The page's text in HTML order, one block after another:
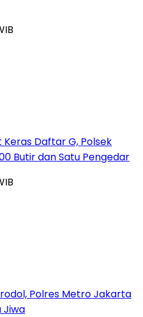
Daftar G, Polsek
Butir dan Satu Pengedar
Polres Metro Jakarta
Jiwa